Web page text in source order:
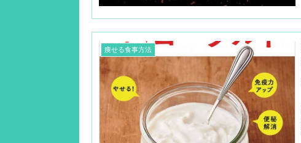
痩せる食事方法